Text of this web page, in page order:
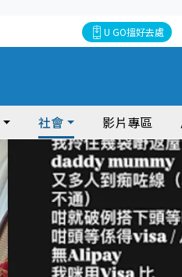
U GO搵好去處
社會 影片專區